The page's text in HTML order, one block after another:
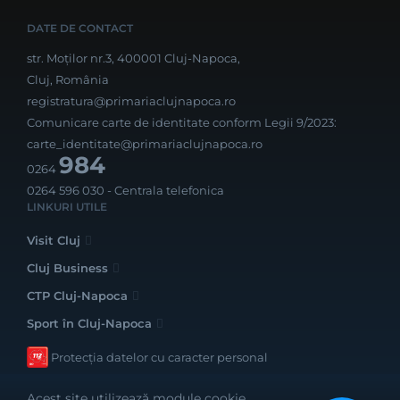
DATE DE CONTACT
str. Moților nr.3, 400001 Cluj-Napoca,
Cluj, România
registratura@primariaclujnapoca.ro
Comunicare carte de identitate conform Legii 9/2023:
carte_identitate@primariaclujnapoca.ro
0264984
0264 596 030 - Centrala telefonica
LINKURI UTILE
Visit Cluj
Cluj Business
CTP Cluj-Napoca
Sport în Cluj-Napoca
Protecția datelor cu caracter personal